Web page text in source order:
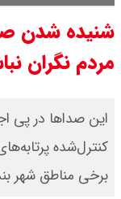
شنیده شدن
مردم نگران
این صداها در پی
کنترل‌شده
برخی مناطق شهر